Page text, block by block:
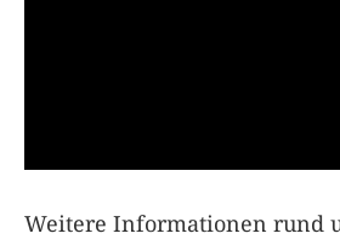
Wei­tere Infor­ma­tio­nen rund